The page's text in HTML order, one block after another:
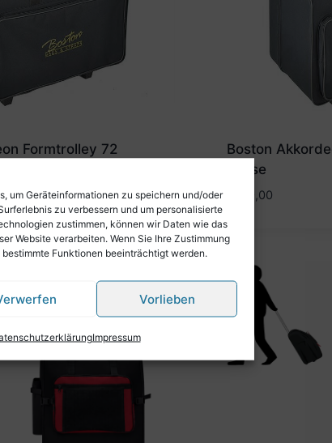
um Geräteinformationen zu speichern und/oder
zu verbessern und um personalisierte
zustimmen, können wir Daten wie das
Website verarbeiten. Wenn Sie Ihre Zustimmung
Funktionen beeinträchtigt werden.
Vorlieben
Impressum
Formtrolley 72
Boston
Bässe
139,00